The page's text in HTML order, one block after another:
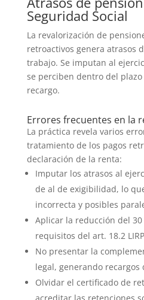
Seguridad Social
La revalorización de
retroactivos genera atrasos
trabajo. Se imputan al
se perciben dentro del
recargo.
Errores frecuentes en la
La práctica revela varios
tratamiento de los pagos
declaración de la renta:
Imputar los atrasos al
de al de exigibilidad, lo
incorrecta y posibles
Aplicar la reducción del
requisitos del art. 18.2
No presentar la
legal, generando recargos
Olvidar el certificado de